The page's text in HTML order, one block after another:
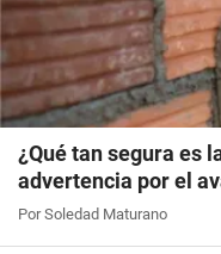
¿Qué tan segura es
advertencia por el
Por Soledad Maturano